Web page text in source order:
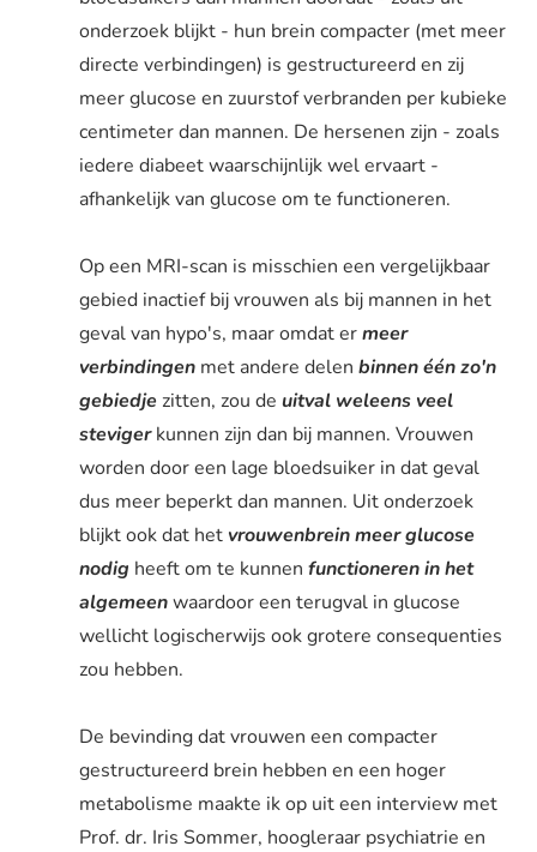
onderzoek blijkt - hun brein compacter (met meer
directe verbindingen) is gestructureerd en zij
meer glucose en zuurstof verbranden per kubieke
centimeter dan mannen. De hersenen zijn - zoals
iedere diabeet waarschijnlijk wel ervaart -
afhankelijk van glucose om te functioneren.
Op een MRI-scan is misschien een vergelijkbaar
gebied inactief bij vrouwen als bij mannen in het
geval van hypo's, maar omdat ermeer
verbindingen met andere delen binnen één zo'n
gebiedje zitten, zou de uitval weleens veel
stevigerkunnen zijn dan bij mannen. Vrouwen
worden door een lage bloedsuiker in dat geval
dus meer beperkt dan mannen. Uit onderzoek
blijkt ook dat het vrouwenbreinmeer glucose
nodig heeft om te kunnen functioneren in het
algemeenwaardoor een terugval in glucose
wellicht logischerwijs ook grotere consequenties
zou hebben.
De bevinding dat vrouwen een compacter
gestructureerd brein hebben en een hoger
metabolisme maakte ik op uit een interview met
Prof. dr. Iris Sommer, hoogleraar psychiatrie en